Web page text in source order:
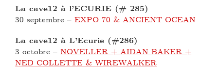
La cave12 à l’ECURIE (# 285)
30 septembre –EXPO 70 & ANCIENT OCEAN
La cave12 à L’Ecurie (#286)
3 octobre –NOVELLER + AIDAN BAKER +
NED COLLETTE & WIREWALKER